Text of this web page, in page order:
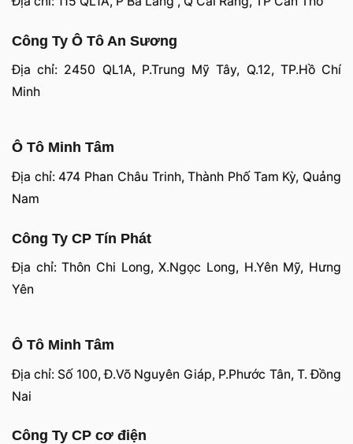
Công Ty Ô Tô An Sương
Địa chỉ: 2450 QL1A, P.Trung Mỹ Tây, Q.12, TP.Hồ Chí
Minh
Ô Tô Minh Tâm
Địa chỉ: 474 Phan Châu Trinh, Thành Phố Tam Kỳ, Quảng
Nam
Công Ty CP Tín Phát
Địa chỉ: Thôn Chi Long, X.Ngọc Long, H.Yên Mỹ, Hưng
Yên
Ô Tô Minh Tâm
Địa chỉ: Số 100, Đ.Võ Nguyên Giáp, P.Phước Tân, T. Đồng
Nai
Công Ty CP cơ điện